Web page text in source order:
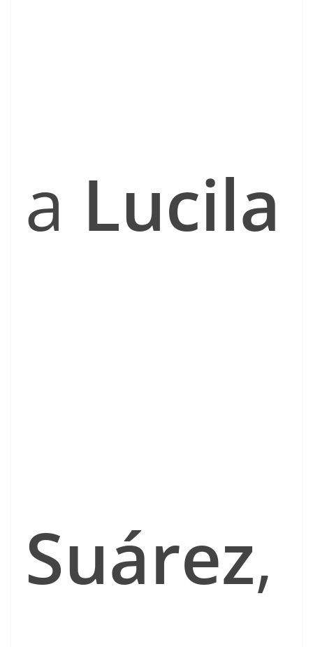
a Lucila
Suárez,